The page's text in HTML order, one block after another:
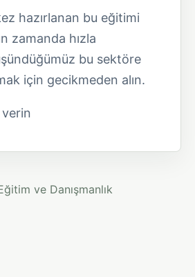
hazırlanan bu eğitimi
zamanda hızla
bu sektöre
için gecikmeden alın.
ve Danışmanlık